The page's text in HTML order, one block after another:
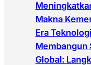
Makna
Era
Membangun
Global: